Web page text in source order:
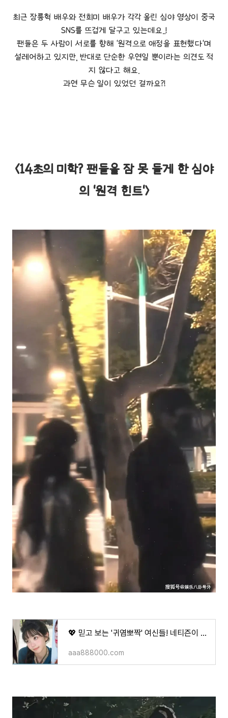
최근 장릉혁 배우와 전희미 배우가 각각 올린 심야 영상이 중국
SNS를 뜨겁게 달구고 있는데요..!
팬들은 두 사람이 서로를 향해 '원격으로 애정을 표현했다'며
설레어하고 있지만, 반대로 단순한 우연일 뿐이라는 의견도 적
지 않다고 해요.
과연 무슨 일이 있었던 걸까요?!
<14초의 미학? 팬들을 잠 못 들게 한 심야
의 '원격 힌트'>
💖 믿고 보는 '귀염뽀짝' 여신들! 네티즌이 꼽은 사랑스러운 여배우 TOP 5 (feat. 첫사랑 끝판왕 배
aaa888000.com